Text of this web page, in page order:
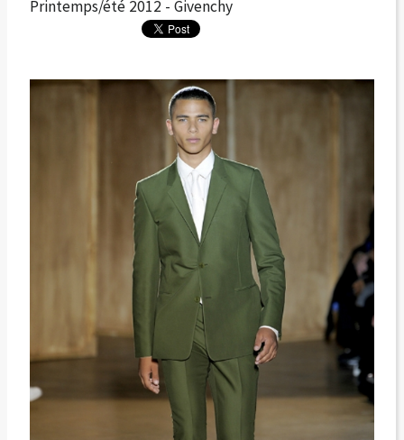
Printemps/été 2012 - Givenchy